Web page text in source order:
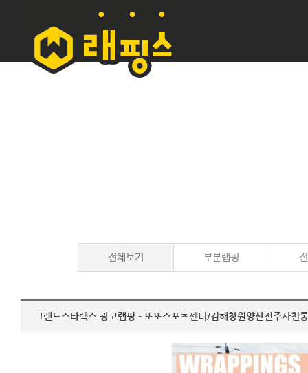
전체보기 부분랩핑
그랜드스타렉스 광고랩핑 - 또또스포츠센터/김해창원양산진주사천